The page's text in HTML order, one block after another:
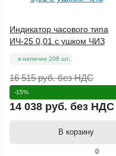
0
Индикатор часового типа
ИЧ-25 0,01 с ушком ЧИЗ
в наличии 208 шт.
16 515 руб.без НДС
-15%
14 038 руб. без НДС
В корзину